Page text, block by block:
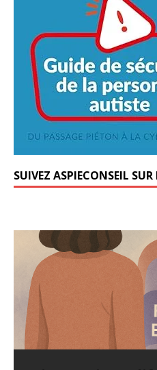
SUIVEZ ASPIECONSEIL